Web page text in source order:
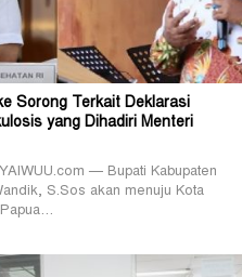
Sorong Terkait Deklarasi
yang Dihadiri Menteri
— Bupati Kabupaten
S.Sos akan menuju Kota